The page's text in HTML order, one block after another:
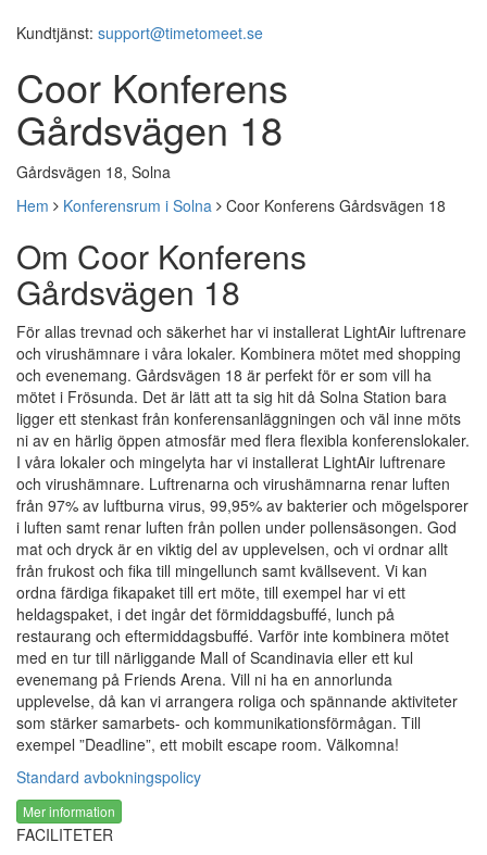
Kundtjänst: support@timetomeet.se
Coor Konferens
Gårdsvägen 18
Gårdsvägen 18, Solna
Hem
Konferensrum i Solna Coor Konferens Gårdsvägen 18
Om Coor Konferens
Gårdsvägen 18
För allas trevnad och säkerhet har vi installerat LightAir luftrenare
och virushämnare i våra lokaler. Kombinera mötet med shopping
och evenemang. Gårdsvägen 18 är perfekt för er som vill ha
mötet i Frösunda. Det är lätt att ta sig hit då Solna Station bara
ligger ett stenkast från konferensanläggningen och väl inne möts
ni av en härlig öppen atmosfär med flera flexibla konferenslokaler.
I våra lokaler och mingelyta har vi installerat LightAir luftrenare
och virushämnare. Luftrenarna och virushämnarna renar luften
från 97% av luftburna virus, 99,95% av bakterier och mögelsporer
i luften samt renar luften från pollen under pollensäsongen. God
mat och dryck är en viktig del av upplevelsen, och vi ordnar allt
från frukost och fika till mingellunch samt kvällsevent. Vi kan
ordna färdiga fikapaket till ert möte, till exempel har vi ett
heldagspaket, i det ingår det förmiddagsbuffé, lunch på
restaurang och eftermiddagsbuffé. Varför inte kombinera mötet
med en tur till närliggande Mall of Scandinavia eller ett kul
evenemang på Friends Arena. Vill ni ha en annorlunda
upplevelse, då kan vi arrangera roliga och spännande aktiviteter
som stärker samarbets- och kommunikationsförmågan. Till
exempel ”Deadline”, ett mobilt escape room. Välkomna!
Standard avbokningspolicy
Mer information
FACILITETER